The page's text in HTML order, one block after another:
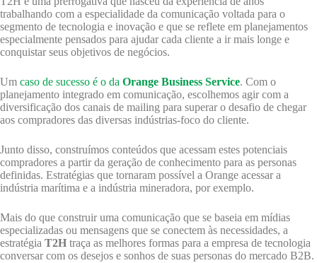
trabalhando com a especialidade da comunicação voltada para o
segmento de tecnologia e inovação e que se reflete em planejamentos
especialmente pensados para ajudar cada cliente a ir mais longe e
conquistar seus objetivos de negócios.
Um caso de sucesso é o da Orange Business Service. Com o
planejamento integrado em comunicação, escolhemos agir com a
diversificação dos canais de mailing para superar o desafio de chegar
aos compradores das diversas indústrias-foco do cliente.
Junto disso, construímos conteúdos que acessam estes potenciais
compradores a partir da geração de conhecimento para as personas
definidas. Estratégias que tornaram possível a Orange acessar a
indústria marítima e a indústria mineradora, por exemplo.
Mais do que construir uma comunicação que se baseia em mídias
especializadas ou mensagens que se conectem às necessidades, a
estratégia T2H traça as melhores formas para a empresa de tecnologia
conversar com os desejos e sonhos de suas personas do mercado B2B.